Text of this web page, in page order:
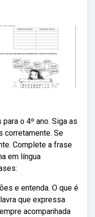
o 4º ano. Siga as
corretamente. Se
Complete a frase
em língua
e entenda. O que é
que expressa
acompanhada